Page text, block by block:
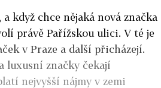
když chce nějaká nová značka
právě Pařížskou ulici. V té je
v Praze a další přicházejí.
luxusní značky čekají
nejvyšší nájmy v zemi